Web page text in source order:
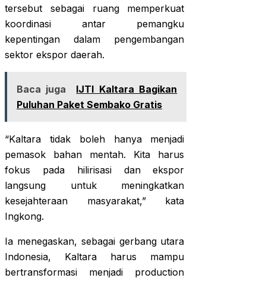
tersebut sebagai ruang memperkuat
koordinasi antar pemangku
kepentingan dalam pengembangan
sektor ekspor daerah.
Baca juga
IJTI Kaltara Bagikan
Puluhan Paket Sembako Gratis
“Kaltara tidak boleh hanya menjadi
pemasok bahan mentah. Kita harus
fokus pada hilirisasi dan ekspor
langsung untuk meningkatkan
kesejahteraan masyarakat,” kata
Ingkong.
Ia menegaskan, sebagai gerbang utara
Indonesia, Kaltara harus mampu
bertransformasi menjadi production